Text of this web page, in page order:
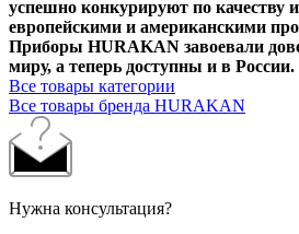
успешно конкурируют по качеству
европейскими и американскими
Приборы HURAKAN завоевали
миру, а теперь доступны и в России.
Все товары категории
Все товары бренда HURAKAN
Нужна консультация?